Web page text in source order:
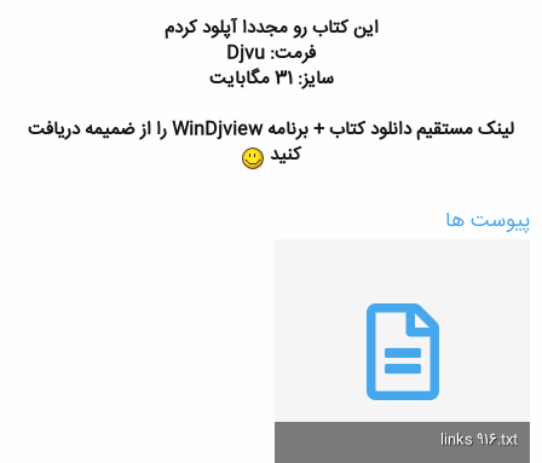
این کتاب رو مجددا آپلود کردم
فرمت: Djvu
سایز: 31 مگابایت
لینک مستقیم دانلود کتاب + برنامه WinDjview را از ضمیمه دریافت
کنید
پیوست ها
links 916.txt